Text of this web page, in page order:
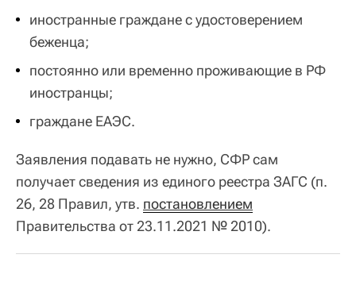
иностранные граждане с удостоверением
беженца;
постоянно или временно проживающие в РФ
иностранцы;
граждане ЕАЭС.
Заявления подавать не нужно, СФР сам
получает сведения из единого реестра ЗАГС (п.
26, 28 Правил, утв. постановлением
Правительства от 23.11.2021 № 2010).